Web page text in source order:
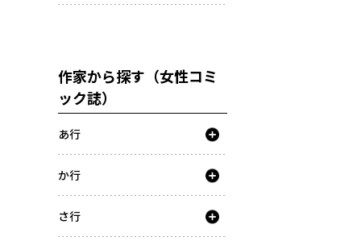
作家から探す（女性コミ
ック誌）
あ行
か行
さ行